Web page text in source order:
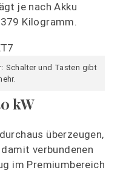
je nach Akku
Kilogramm.
Schalter und Tasten gibt
kW
überzeugen,
verbundenen
im Premiumbereich